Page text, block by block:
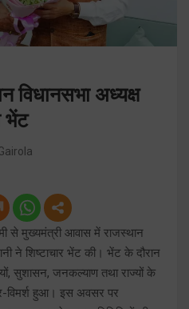
विधानसभा अध्यक्ष
भेंट
से मुख्यमंत्री आवास में राजस्थान
ने शिष्टाचार भेंट की। भेंट के दौरान
सुशासन, जनकल्याण तथा राज्यों के
विमर्श हुआ। इस अवसर पर